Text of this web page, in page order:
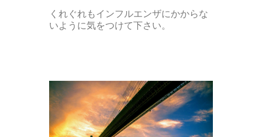
くれぐれもインフルエンザにかからな
いように気をつけて下さい。